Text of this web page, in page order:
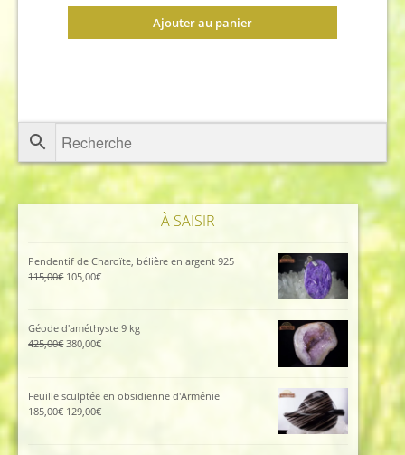
Ajouter au panier
À SAISIR
Pendentif de Charoïte, bélière en argent 925
115,00€ Le
était :
115,00€.
105,00€Le
105,00€.
Géode d'améthyste 9 kg
425,00€ Le
425,00€.
380,00€Le
380,00€.
Feuille sculptée en obsidienne d'Arménie
185,00€ Le
129,00€Le